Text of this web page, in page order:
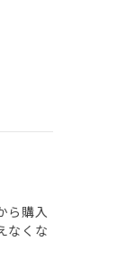
ら購入
なくな